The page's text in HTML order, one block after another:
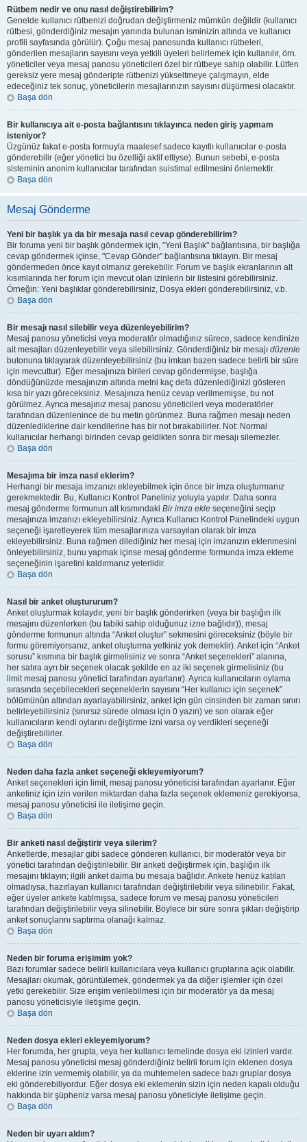
Rütbem nedir ve onu nasıl değiştirebilirim?
Genelde kullanıcı rütbenizi doğrudan değiştirmeniz mümkün değildir (kullanıcı
rütbesi, gönderdiğiniz mesajın yanında bulunan isminizin altında ve kullanıcı
profili sayfasında görülür). Çoğu mesaj panosunda kullanıcı rütbeleri,
gönderilen mesajların sayısını veya yetkili üyeleri belirlemek için kullanılır, örn.
yöneticiler veya mesaj panosu yöneticileri özel bir rütbeye sahip olabilir. Lütfen
gereksiz yere mesaj gönderipte rütbenizi yükseltmeye çalışmayın, elde
edeceğiniz tek sonuç, yöneticilerin mesajlarınızın sayısını düşürmesi olacaktır.
Başa dön
Bir kullanıcıya ait e-posta bağlantısını tıklayınca neden giriş yapmam
isteniyor?
Üzgünüz fakat e-posta formuyla maalesef sadece kayıtlı kullanıcılar e-posta
gönderebilir (eğer yönetici bu özelliği aktif ettiyse). Bunun sebebi, e-posta
sisteminin anonim kullanıcılar tarafından suistimal edilmesini önlemektir.
Başa dön
Mesaj Gönderme
Yeni bir başlık ya da bir mesaja nasıl cevap gönderebilirim?
Bir foruma yeni bir başlık göndermek için, "Yeni Başlık" bağlantısına, bir başlığa
cevap göndermek içinse, "Cevap Gönder" bağlantısına tıklayın. Bir mesaj
göndermeden önce kayıt olmanız gerekebilir. Forum ve başlık ekranlarının alt
kısımlarında her forum için mevcut olan izinlerin bir listesini görebilirsiniz.
Örneğin: Yeni başlıklar gönderebilirsiniz, Dosya ekleri gönderebilirsiniz, v.b.
Başa dön
Bir mesajı nasıl silebilir veya düzenleyebilirim?
Mesaj panosu yöneticisi veya moderatör olmadığınız sürece, sadece kendinize
ait mesajları düzenleyebilir veya silebilirsiniz. Gönderdiğiniz bir mesajı düzenle
butonuna tıklayarak düzenleyebilirsiniz (bu imkan bazen sadece belirli bir süre
için mevcuttur). Eğer mesajınıza birileri cevap göndermişse, başlığa
döndüğünüzde mesajınızın altında metni kaç defa düzenlediğinizi gösteren
kısa bir yazı göreceksiniz. Mesajınıza henüz cevap verilmemişse, bu not
görülmez. Ayrıca mesajınız mesaj panosu yöneticileri veya moderatörler
tarafından düzenlenince de bu metin görünmez. Buna rağmen mesajı neden
düzenlediklerine dair kendilerine has bir not bırakabilirler. Not: Normal
kullanıcılar herhangi birinden cevap geldikten sonra bir mesajı silemezler.
Başa dön
Mesajıma bir imza nasıl eklerim?
Herhangi bir mesaja imzanızı ekleyebilmek için önce bir imza oluşturmanız
gerekmektedir. Bu, Kullanıcı Kontrol Paneliniz yoluyla yapılır. Daha sonra
mesaj gönderme formunun alt kısmındaki Bir imza ekle seçeneğini seçip
mesajınıza imzanızı ekleyebilirsiniz. Ayrıca Kullanıcı Kontrol Panelindeki uygun
seçeneği işaretleyerek tüm mesajlarınıza varsayılan olarak bir imza
ekleyebilirsiniz. Buna rağmen dilediğiniz her mesaj için imzanızın eklenmesini
önleyebilirsiniz, bunu yapmak içinse mesaj gönderme formunda imza ekleme
seçeneğinin işaretini kaldırmanız yeterlidir.
Başa dön
Nasıl bir anket oluştururum?
Anket oluşturmak kolaydır, yeni bir başlık gönderirken (veya bir başlığın ilk
mesajını düzenlerken (bu tabiki sahip olduğunuz izne bağlıdır)), mesaj
gönderme formunun altında “Anket oluştur” sekmesini göreceksiniz (böyle bir
formu göremiyorsanız, anket oluşturma yetkiniz yok demektir). Anket için “Anket
sorusu” kısmına bir başlık girmelisiniz ve sonra “Anket seçenekleri” alanına,
her satıra ayrı bir seçenek olacak şekilde en az iki seçenek girmelisiniz (bu
limit mesaj panosu yönetici tarafından ayarlanır). Ayrıca kullanıcıların oylama
sırasında seçebilecekleri seçeneklerin sayısını “Her kullanıcı için seçenek”
bölümünün altından ayarlayabilirsiniz, anket için gün cinsinden bir zaman sınırı
belirleyebilirsiniz (sınırsız sürede olması için 0 yazın) ve son olarak eğer
kullanıcıların kendi oylarını değiştirme izni varsa oy verdikleri seçeneği
değiştirebilirler.
Başa dön
Neden daha fazla anket seçeneği ekleyemiyorum?
Anket seçenekleri için limit, mesaj panosu yöneticisi tarafından ayarlanır. Eğer
anketiniz için izin verilen miktardan daha fazla seçenek eklemeniz gerekiyorsa,
mesaj panosu yöneticisi ile iletişime geçin.
Başa dön
Bir anketi nasıl değiştirir veya silerim?
Anketlerde, mesajlar gibi sadece gönderen kullanıcı, bir moderatör veya bir
yönetici tarafından değiştirilebilir. Bir anketi değiştirmek için, başlığın ilk
mesajını tıklayın; ilgili anket daima bu mesaja bağlıdır. Ankete henüz katılan
olmadıysa, hazırlayan kullanıcı tarafından değiştirilebilir veya silinebilir. Fakat,
eğer üyeler ankete katılmışsa, sadece forum ve mesaj panosu yöneticileri
tarafından değiştirilebilir veya silinebilir. Böylece bir süre sonra şıkları değiştirip
anket sonuçlarını saptırma olanağı kalmaz.
Başa dön
Neden bir foruma erişimim yok?
Bazı forumlar sadece belirli kullanıcılara veya kullanıcı gruplarına açık olabilir.
Mesajları okumak, görüntülemek, göndermek ya da diğer işlemler için özel
yetki gerekebilir. Size erişim verilebilmesi için bir moderatör ya da mesaj
panosu yöneticisiyle iletişime geçin.
Başa dön
Neden dosya ekleri ekleyemiyorum?
Her forumda, her grupta, veya her kullanıcı temelinde dosya eki izinleri vardır.
Mesaj panosu yöneticisi mesaj gönderdiğiniz belirli forum için eklenen dosya
eklerine izin vermemiş olabilir, ya da muhtemelen sadece bazı gruplar dosya
eki gönderebiliyordur. Eğer dosya eki eklemenin sizin için neden kapalı olduğu
hakkında bir şüpheniz varsa mesaj panosu yöneticiyle iletişime geçin.
Başa dön
Neden bir uyarı aldım?